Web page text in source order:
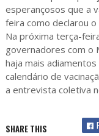
esperançosos que a
feira como declarou
Na próxima terça-
governadores com o
haja mais
calendário de
a entrevista coletiva
SHARE THIS